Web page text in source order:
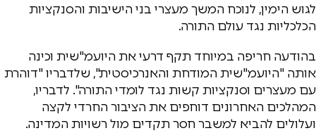
לגוש הימין, לנוכח המשך מעצרי בני הישיבות והסנקציות
הכלכליות נגד עולם התורה.
בהודעה חריפה במיוחד תקף דרעי את היועמ"שית וכינה
אותה "היועמ"שית המודחת והאנרכיסטית", שלדבריו "דוהרת
עם מעצרים וסנקציות קשות נגד לומדי התורה". לדבריו,
המהלכים האחרונים דוחפים את הציבור החרדי לקצה
ועלולים להביא למשבר חסר תקדים מול רשויות המדינה.